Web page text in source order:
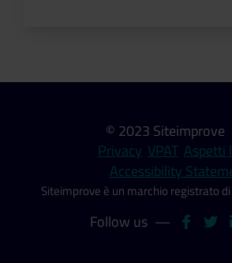
© 2023 Siteimprove
Privacy VPAT Aspetti
Accessibility
Siteimprove è un marchio registrato
Follow us —